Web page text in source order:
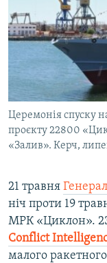
Церемонія спуску
проєкту 22800
«Залив». Керч,
21 травня
ніч проти 19
МРК «Циклон». 23
Conflict
малого